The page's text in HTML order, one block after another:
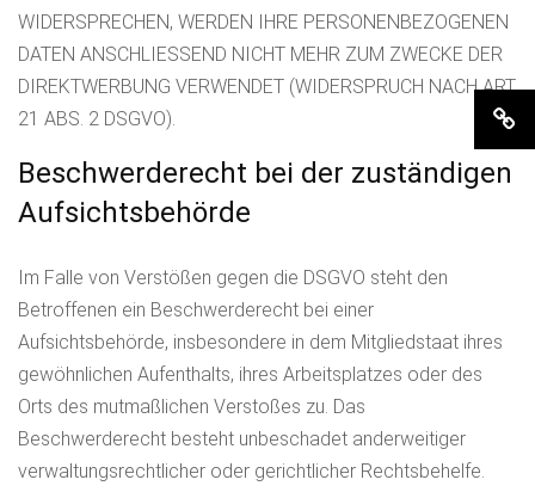
WIDERSPRECHEN, WERDEN IHRE PERSONENBEZOGENEN
DATEN ANSCHLIESSEND NICHT MEHR ZUM ZWECKE DER
DIREKTWERBUNG VERWENDET (WIDERSPRUCH NACH ART.
21 ABS. 2 DSGVO).
Beschwerderecht bei der zuständigen
Aufsichtsbehörde
Im Falle von Verstößen gegen die DSGVO steht den
Betroffenen ein Beschwerderecht bei einer
Aufsichtsbehörde, insbesondere in dem Mitgliedstaat ihres
gewöhnlichen Aufenthalts, ihres Arbeitsplatzes oder des
Orts des mutmaßlichen Verstoßes zu. Das
Beschwerderecht besteht unbeschadet anderweitiger
verwaltungsrechtlicher oder gerichtlicher Rechtsbehelfe.